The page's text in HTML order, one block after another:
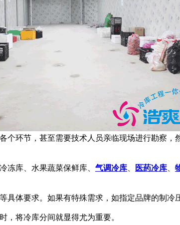
环节，甚至需要技术人员亲临现场进行勘察，
库、水果蔬菜保鲜库、 气调冷库 医药冷库
体要求。如果有特殊需求，如指定品牌的制冷
将冷库分间就显得尤为重要。